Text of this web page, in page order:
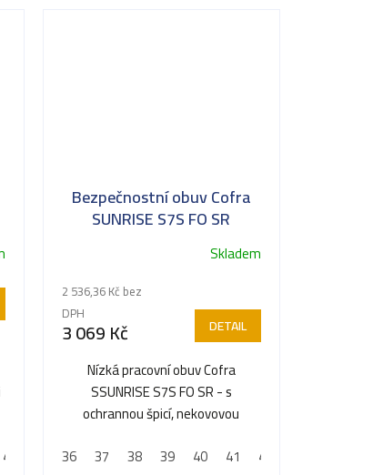
45 47
Bezpečnostní obuv Cofra
SUNRISE S7S FO SR
Skladem
2 536,36 Kč bez
DPH
3 069 Kč DETAIL
Nízká pracovní obuv Cofra
SSUNRISE S7S FO SR - s
ochrannou špicí, nekovovou
membránou
36 37 38 39 40 41 42